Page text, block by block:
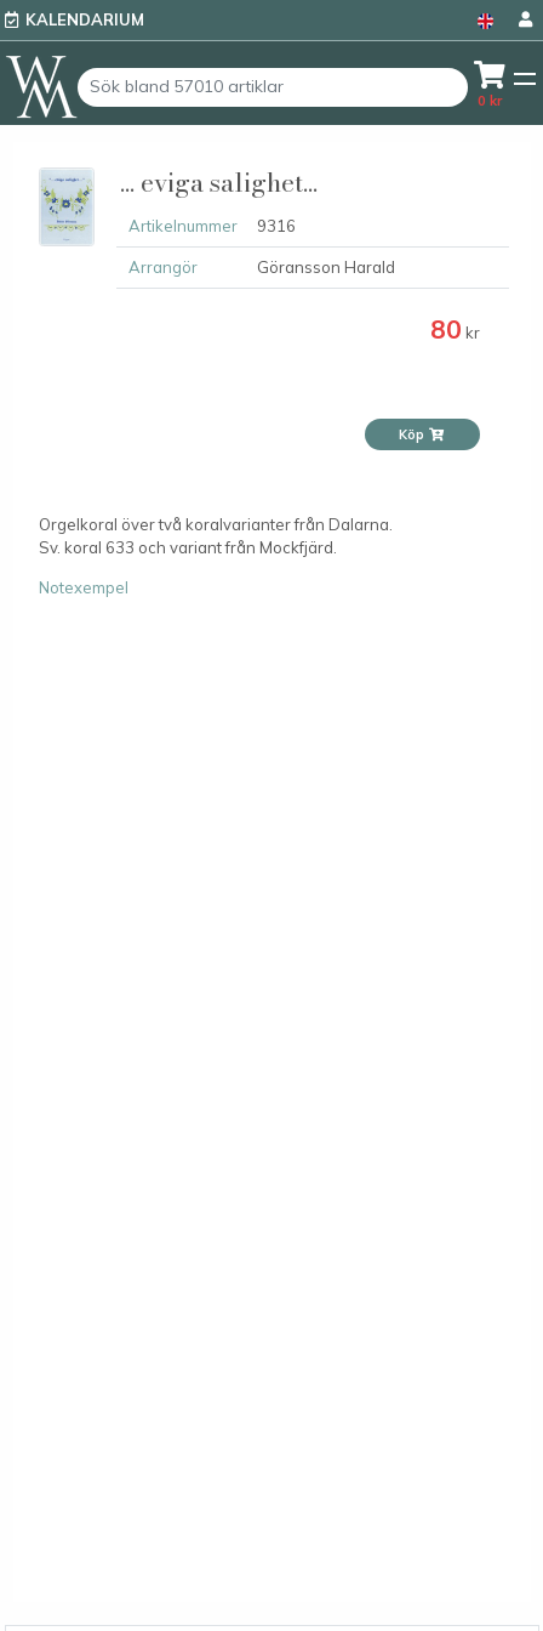
KALENDARIUM
0 kr
... eviga salighet...
Artikelnummer 9316
Arrangör Göransson Harald
80 kr
Köp
Orgelkoral över två koralvarianter från Dalarna.
Sv. koral 633 och variant från Mockfjärd.
Notexempel